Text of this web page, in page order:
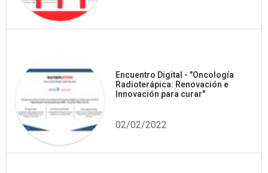
Encuentro Digital - "Oncología
Radioterápica: Renovación e
Innovación para curar"
02/02/2022